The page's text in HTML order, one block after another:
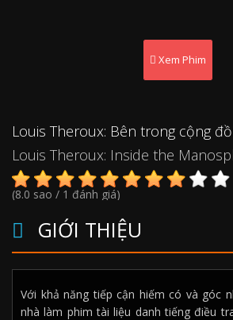
Xem Phim
Louis Theroux: Bên trong cộng
Louis Theroux: Inside the
(8.0 sao / 1 đánh giá)
GIỚI THIỆU
Với khả năng tiếp cận hiếm có và góc
nhà làm phim tài liệu danh tiếng điều